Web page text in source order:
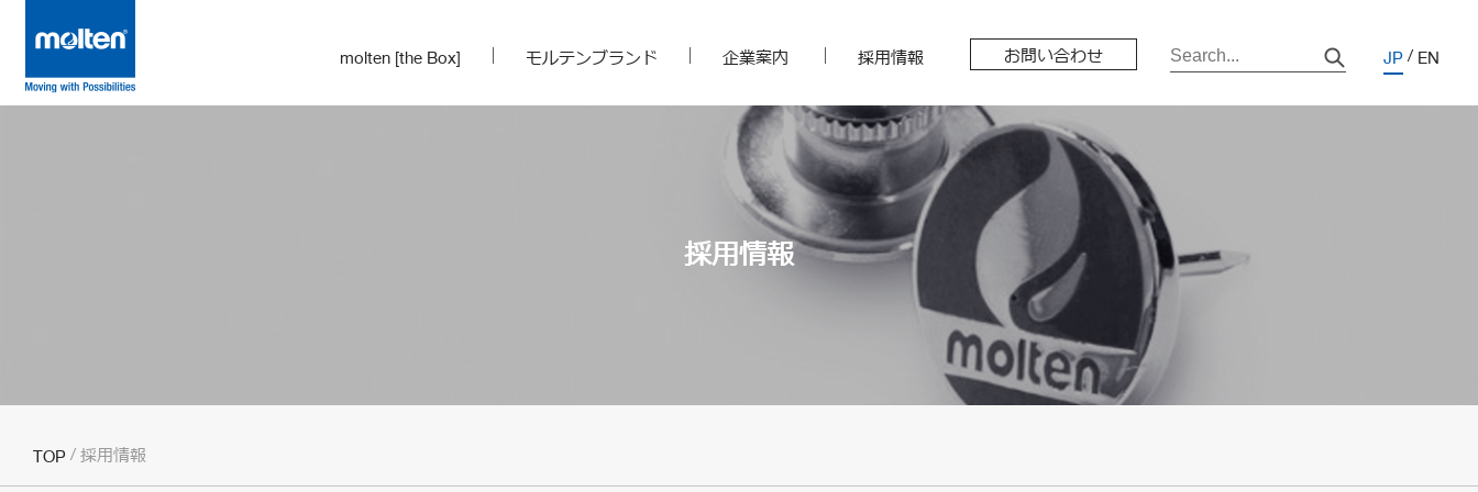
molten [the Box] モルテンブランド 企業案内 採用情報 お問い合わせ JP EN
採用情報
TOP 採用情報